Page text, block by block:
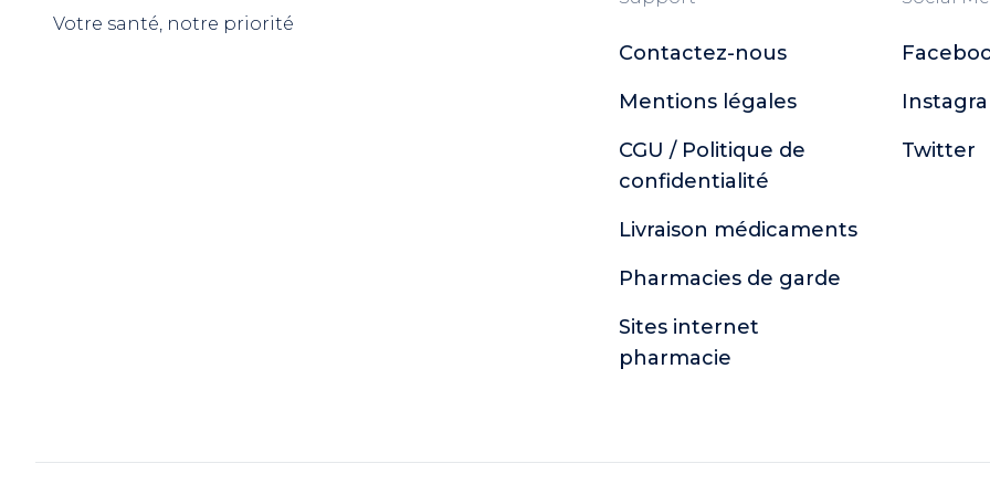
Votre santé, notre priorité
Contactez-nous
Mentions légales
CGU / Politique de
confidentialité
Livraison médicaments
Pharmacies de garde
Sites internet
pharmacie
Twitter